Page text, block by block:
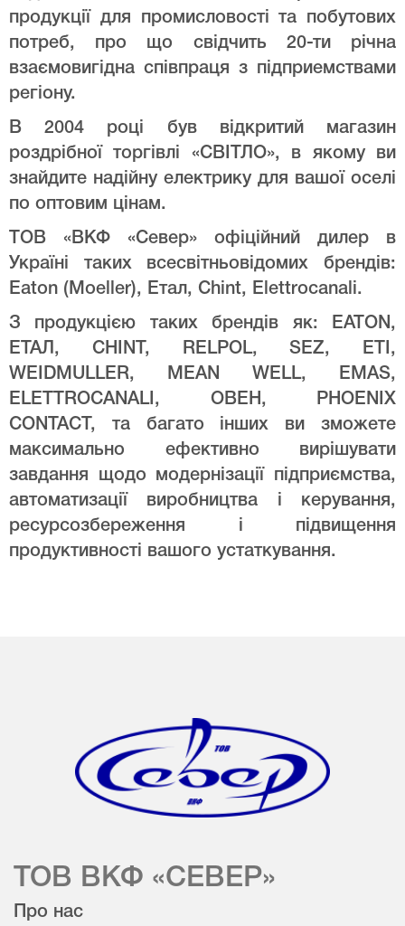
продукції для промисловості та побутових
потреб, про що свідчить 20-ти річна
взаємовигідна співпраця з підприемствами
регіону.
В 2004 році був відкритий магазин
роздрібної торгівлі «СВІТЛО», в якому ви
знайдите надійну електрику для вашої оселі
по оптовим цінам.
ТОВ «ВКФ «Север» офіційний дилер в
Україні таких всесвітньовідомих брендів:
Eaton (Moeller), Етал, Chint, Elettrocanali.
З продукцією таких брендів як: EATON,
ЕТАЛ, CHINT, RELPOL, SEZ, ETI,
WEIDMULLER, MEAN WELL, EMAS,
ELETTROCANALI, ОВЕН, PHOENIX
CONTACT, та багато інших ви зможете
максимально ефективно вирішувати
завдання щодо модернізації підприємства,
автоматизації виробництва і керування,
ресурсозбереження і підвищення
продуктивності вашого устаткування.
ТОВ ВКФ «СЕВЕР»
Про нас